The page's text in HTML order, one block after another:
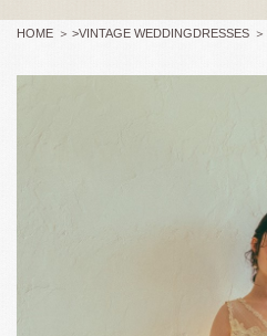
HOME >VINTAGE WEDDINGDRESSES